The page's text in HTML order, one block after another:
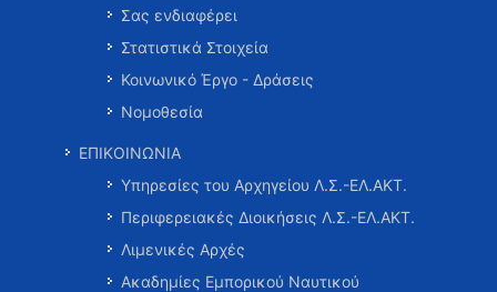
Σας ενδιαφέρει
Στατιστικά Στοιχεία
Κοινωνικό Έργο - Δράσεις
Νομοθεσία
ΕΠΙΚΟΙΝΩΝΙΑ
Υπηρεσίες του Αρχηγείου Λ.Σ.-ΕΛ.ΑΚΤ.
Περιφερειακές Διοικήσεις Λ.Σ.-ΕΛ.ΑΚΤ.
Λιμενικές Αρχές
Ακαδημίες Εμπορικού Ναυτικού